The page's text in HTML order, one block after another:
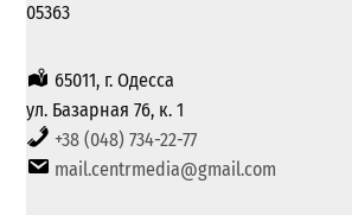
05363
65011, г. Одесса
ул. Базарная 76, к. 1
+38 (048) 734-22-77
mail.centrmedia@gmail.com